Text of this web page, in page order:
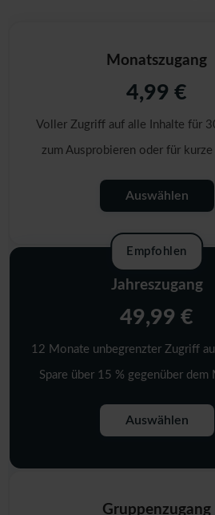
Monatszugang
4,99 €
Voller Zugriff auf alle Inhalte für
zum Ausprobieren oder für kurze
Auswählen
Empfohlen
Jahreszugang
49,99 €
12 Monate unbegrenzter Zugriff
Spare über 15 % gegenüber dem
Auswählen
Gruppenzugang